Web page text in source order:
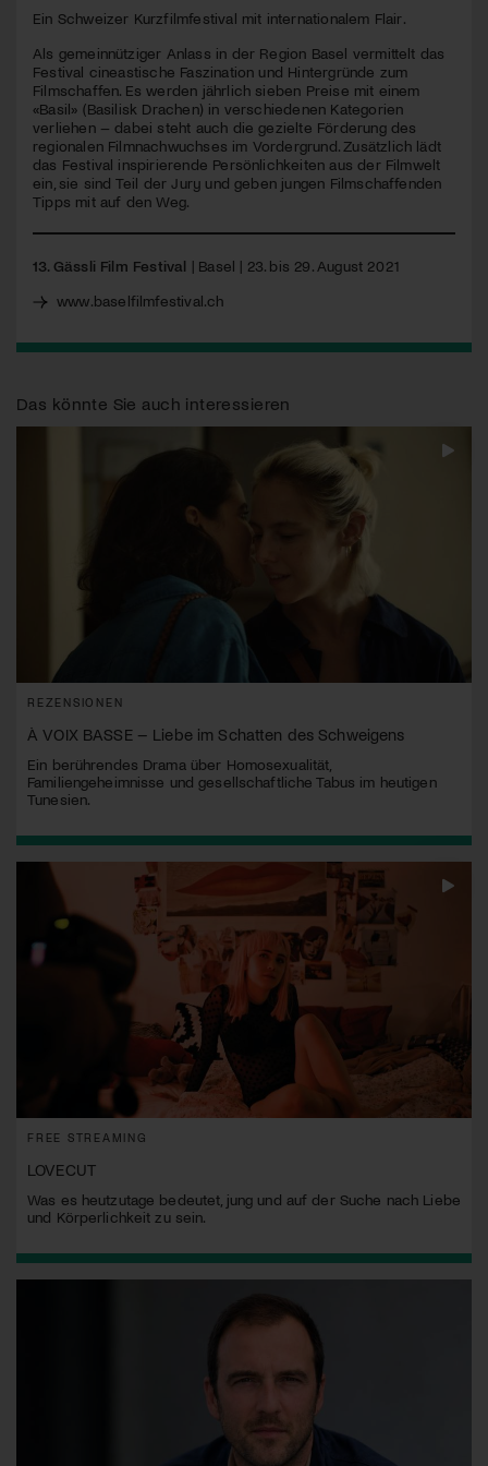
Ein Schweizer Kurzfilmfestival mit internationalem Flair.
Als gemeinnütziger Anlass in der Region Basel vermittelt das
Festival cineastische Faszination und Hintergründe zum
Filmschaffen. Es werden jährlich sieben Preise mit einem
«Basil» (Basilisk Drachen) in verschiedenen Kategorien
verliehen – dabei steht auch die gezielte Förderung des
regionalen Filmnachwuchses im Vordergrund. Zusätzlich lädt
das Festival inspirierende Persönlichkeiten aus der Filmwelt
ein, sie sind Teil der Jury und geben jungen Filmschaffenden
Tipps mit auf den Weg.
13. Gässli Film Festival | Basel | 23. bis 29. August 2021
www.baselfilmfestival.ch
Das könnte Sie auch interessieren
REZENSIONEN
À VOIX BASSE – Liebe im Schatten des Schweigens
Ein berührendes Drama über Homosexualität,
Familiengeheimnisse und gesellschaftliche Tabus im heutigen
Tunesien.
FREE STREAMING
LOVECUT
Was es heutzutage bedeutet, jung und auf der Suche nach Liebe
und Körperlichkeit zu sein.
Jetzt Mitglied werden